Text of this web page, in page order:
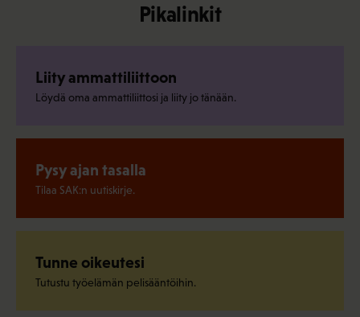
Pikalinkit
Liity ammattiliittoon
Löydä oma ammattiliittosi ja liity jo tänään.
Pysy ajan tasalla
Tilaa SAK:n uutiskirje.
Tunne oikeutesi
Tutustu työelämän pelisääntöihin.